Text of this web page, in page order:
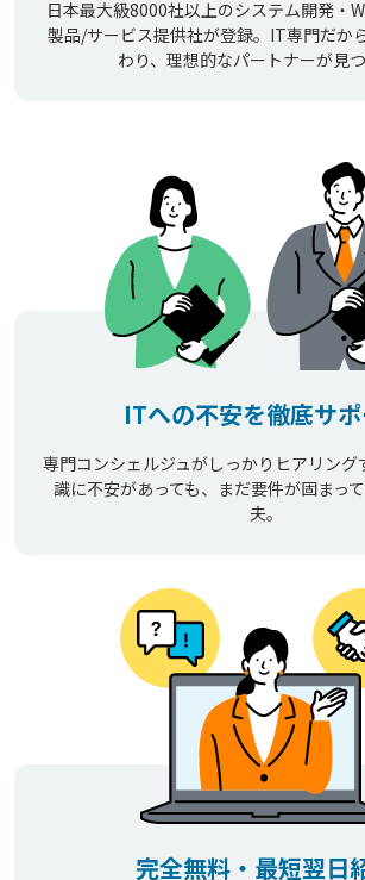
日本最大級8000社以上のシステム開発・
製品/サービス提供社が登録。IT専門だか
わり、理想的なパートナーが見つ
ITへの不安を徹底サ
専門コンシェルジュがしっかりヒアリン
識に不安があっても、まだ要件が固まっ
夫。
完全無料・最短翌日